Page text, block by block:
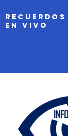
recuerdos
EN VIVO